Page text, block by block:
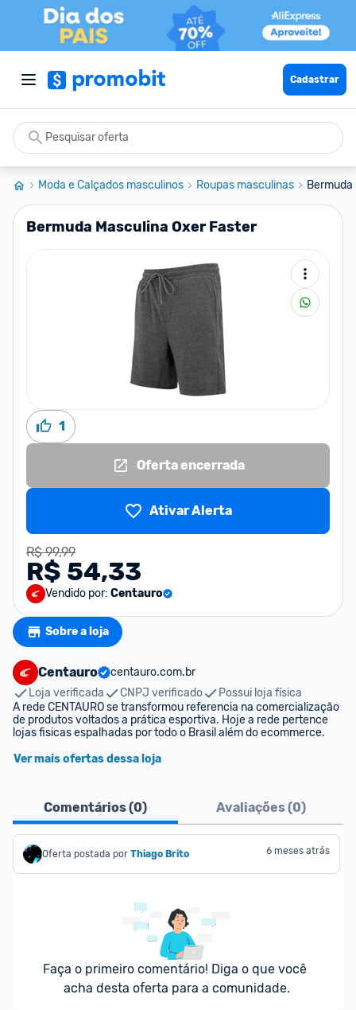
Cadastrar
Moda e Calçados masculinos Roupas masculinas
Bermuda Masculina Oxer Faster
1
Oferta encerrada
Ativar Alerta
R$ 99,99
R$ 54,33
Vendido por: Centauro
Sobre a loja
Centauro
centauro.com.br
Loja verificada
CNPJ verificado
Possui loja física
A rede CENTAURO se transformou referencia na comercialização
de produtos voltados a prática esportiva. Hoje a rede pertence
lojas fisicas espalhadas por todo o Brasil além do ecommerce.
Ver mais ofertas dessa loja
Comentários (0) Avaliações (0)
Oferta postada por Thiago Brito 6 meses atrás
Faça o primeiro comentário! Diga o que você
acha desta oferta para a comunidade.